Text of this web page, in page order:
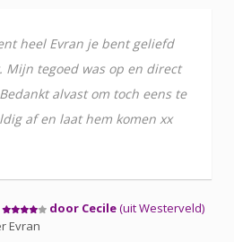
heel Evran je bent geliefd
Mijn tegoed was op en direct
alvast om toch eens te
af en laat hem komen xx
door Cecile(uit Westerveld)
Evran